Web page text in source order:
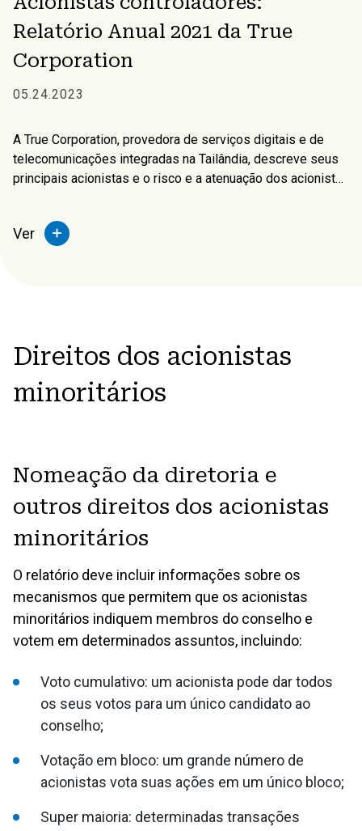
Relatório Anual 2021 da True
Corporation
05.24.2023
A True Corporation, provedora de serviços digitais e de
telecomunicações integradas na Tailândia, descreve seus
principais acionistas e o risco e a atenuação dos acionistas
empresa.
Ver
Direitos dos acionistas
minoritários
Nomeação da diretoria e
outros direitos dos acionistas
minoritários
O relatório deve incluir informações sobre os
mecanismos que permitem que os acionistas
minoritários indiquem membros do conselho e
votem em determinados assuntos, incluindo:
Voto cumulativo: um acionista pode dar todos
os seus votos para um único candidato ao
conselho;
Votação em bloco: um grande número de
acionistas vota suas ações em um único bloco;
Super maioria: determinadas transações